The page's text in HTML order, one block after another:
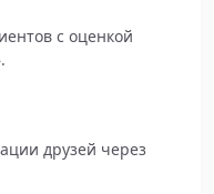
с оценкой
друзей через